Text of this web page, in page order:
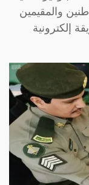
والمقيمين
إلكترونية